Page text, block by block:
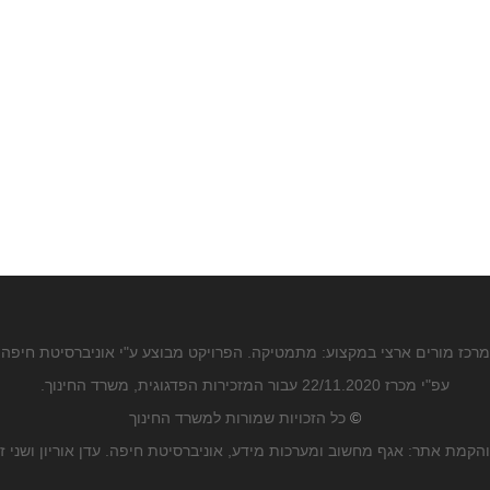
מרכז מורים ארצי במקצוע: מתמטיקה. הפרויקט מבוצע ע"י אוניברסיטת חיפה
עפ"י מכרז 22/11.2020 עבור המזכירות הפדגוגית, משרד החינוך.
© כל הזכויות שמורות למשרד החינוך
אתר: אגף מחשוב ומערכות מידע, אוניברסיטת חיפה. עדן אוריון ושני